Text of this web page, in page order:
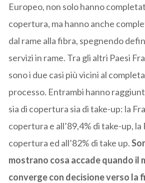
Europeo, non solo hanno
copertura, ma hanno anche
dal rame alla fibra, spegnendo
servizi in rame. Tra gli altri Paesi
sono i due casi più vicini al
processo. Entrambi hanno
sia di copertura sia di take-up: la
copertura e all’89,4% di take-up, la
copertura ed all’82% di take up.
mostrano cosa accade quando il
converge con decisione verso la